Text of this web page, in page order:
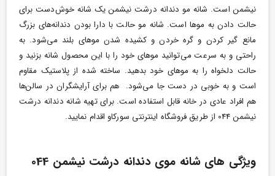
نیشمن است. شانه مو دندانه درشت نیشمن یک شانه خوش‌دست برای
حالت دادن به موها است. شانه مو حالت با دارا بودن دندانه‌های بزرگ
مانع گیر کردن و گره خردن و کشیده شدن موهای بلند می‌شود. به
راحتی و به سرعت می‌توانید موهای خود را با این محصول شانه بزنید و
حالت دلخواه را به موهای خود بدهید. ساخته شده از پلاستیک مقاوم
است و به خوبی در دست جا می‌شود. هم برای آرایشگران در سالن‌ها
هم افراد عادی در خانه قابل استفاده است. برای تهیه شانه دندانه درشت
نیشمن 044 از طریق فروشگاه اینترنتی سورکاو اقدام نمایید.
ویژگی های شانه موی دندانه درشت نیشمن 044